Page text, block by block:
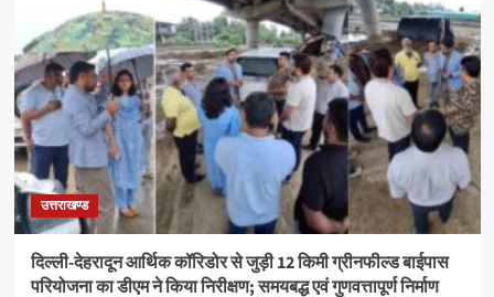
उत्तराखण्ड
दिल्ली-देहरादून आर्थिक कॉरिडोर से जुड़ी 12 किमी ग्रीनफील्ड बाईपास
परियोजना का डीएम ने किया निरीक्षण; समयबद्ध एवं गुणवत्तापूर्ण निर्माण